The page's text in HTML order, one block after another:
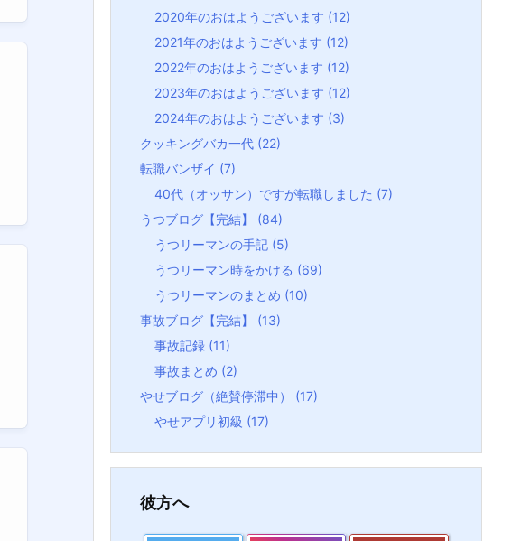
2020年のおはようございます (12)
2021年のおはようございます (12)
2022年のおはようございます (12)
2023年のおはようございます (12)
2024年のおはようございます (3)
クッキングバカ一代 (22)
転職バンザイ (7)
40代（オッサン）ですが転職しました (7)
うつブログ【完結】 (84)
うつリーマンの手記 (5)
うつリーマン時をかける (69)
うつリーマンのまとめ (10)
事故ブログ【完結】 (13)
事故記録 (11)
事故まとめ (2)
やせブログ（絶賛停滞中） (17)
やせアプリ初級 (17)
彼方へ